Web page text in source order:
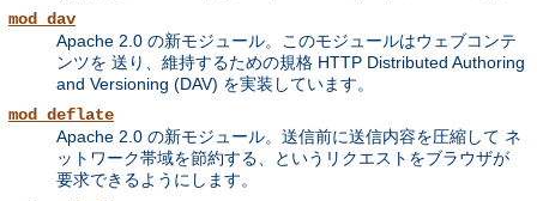
mod_dav
Apache 2.0 の新モジュール。このモジュールはウェブコンテ
ンツを 送り、維持するための規格 HTTP Distributed Authoring
and Versioning (DAV) を実装しています。
mod_deflate
Apache 2.0 の新モジュール。送信前に送信内容を圧縮して ネ
ットワーク帯域を節約する、というリクエストをブラウザが
要求できるようにします。